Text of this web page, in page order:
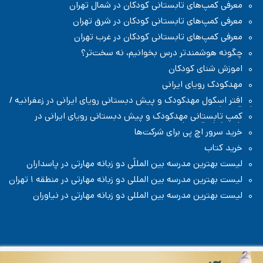
معرفی کمپ‌های تابستانی کودکان در شمال تهران
معرفی کمپ‌های تابستانی کودکان در شرق تهران
معرفی کمپ‌های تابستانی کودکان در غرب تهران
چگونه هوشمندتر درس بخوانیم، نه سخت‌تر؟
اموزش شنای کودکان
مهدکودک رویای ایرانی
افتر اسکول مهدکودک و پیش دبستانی رویای ایرانی در زعفرانیه /
شمال تهران
کمپ تابستانی مهدکودک و پیش دبستانی رویای ایرانی در
زعفرانیه / شمال تهران
خرید سرور اچ پی برای شرکت‌ها
خرید کتاب
لیست بهترین مدرسه بین المللًی دو زبانه مهارتی در پاسداران
لیست بهترین مدرسه بین المللی دو زبانه مهارتی در منطقه ۱ تهران
لیست بهترین مدرسه بین المللی دو زبانه مهارتی در نیاوران
تمامی حقوق مطالب و تصاویر تولیدی این سایت متعلق به سایت رادیو